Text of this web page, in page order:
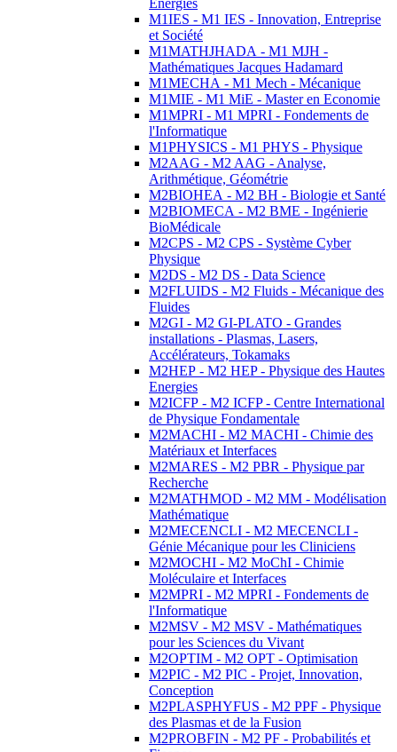
Energies
M1IES - M1 IES - Innovation, Entreprise
et Société
M1MATHJHADA - M1 MJH -
Mathématiques Jacques Hadamard
M1MECHA - M1 Mech - Mécanique
M1MIE - M1 MiE - Master en Economie
M1MPRI - M1 MPRI - Fondements de
l'Informatique
M1PHYSICS - M1 PHYS - Physique
M2AAG - M2 AAG - Analyse,
Arithmétique, Géométrie
M2BIOHEA - M2 BH - Biologie et Santé
M2BIOMECA - M2 BME - Ingénierie
BioMédicale
M2CPS - M2 CPS - Système Cyber
Physique
M2DS - M2 DS - Data Science
M2FLUIDS - M2 Fluids - Mécanique des
Fluides
M2GI - M2 GI-PLATO - Grandes
installations - Plasmas, Lasers,
Accélérateurs, Tokamaks
M2HEP - M2 HEP - Physique des Hautes
Energies
M2ICFP - M2 ICFP - Centre International
de Physique Fondamentale
M2MACHI - M2 MACHI - Chimie des
Matériaux et Interfaces
M2MARES - M2 PBR - Physique par
Recherche
M2MATHMOD - M2 MM - Modélisation
Mathématique
M2MECENCLI - M2 MECENCLI -
Génie Mécanique pour les Cliniciens
M2MOCHI - M2 MoChI - Chimie
Moléculaire et Interfaces
M2MPRI - M2 MPRI - Fondements de
l'Informatique
M2MSV - M2 MSV - Mathématiques
pour les Sciences du Vivant
M2OPTIM - M2 OPT - Optimisation
M2PIC - M2 PIC - Projet, Innovation,
Conception
M2PLASPHYFUS - M2 PPF - Physique
des Plasmas et de la Fusion
M2PROBFIN - M2 PF - Probabilités et